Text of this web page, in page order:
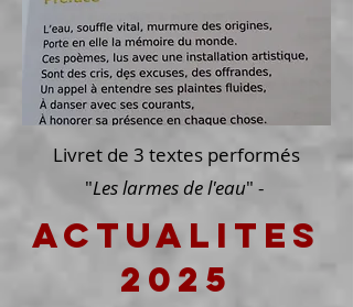
Livret de 3 textes performés
"Les larmes de l'eau" -
actualites
2025